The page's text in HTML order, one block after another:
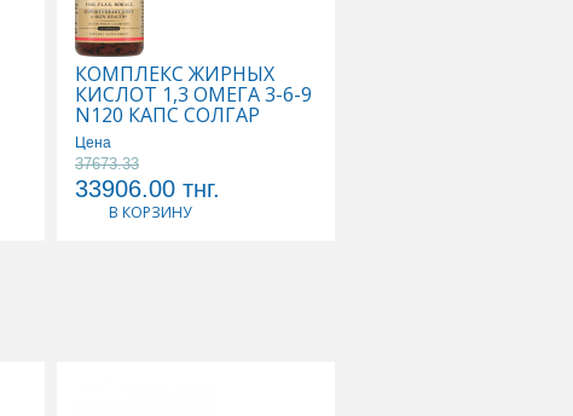
КОМПЛЕКС ЖИРНЫХ
КИСЛОТ 1,3 ОМЕГА 3-6-9
N120 КАПС СОЛГАР
Цена
37673.33
33906.00 тнг.
В КОРЗИНУ